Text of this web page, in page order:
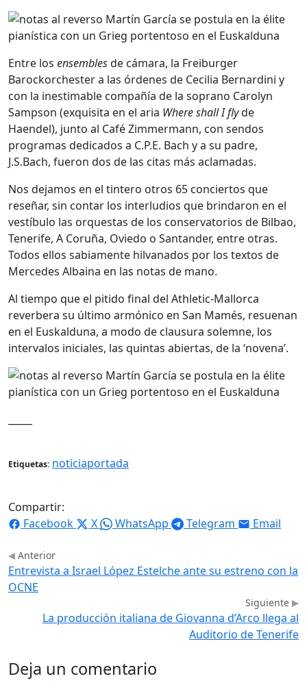
Entre los ensemblesde cámara, la Freiburger
Barockorchester a las órdenes de Cecilia Bernardini y
con la inestimable compañía de la soprano Carolyn
Sampson (exquisita en el aria Where shall I flyde
Haendel), junto al Café Zimmermann, con sendos
programas dedicados a C.P.E. Bach y a su padre,
J.S.Bach, fueron dos de las citas más aclamadas.
Nos dejamos en el tintero otros 65 conciertos que
reseñar, sin contar los interludios que brindaron en el
vestíbulo las orquestas de los conservatorios de Bilbao,
Tenerife, A Coruña, Oviedo o Santander, entre otras.
Todos ellos sabiamente hilvanados por los textos de
Mercedes Albaina en las notas de mano.
Al tiempo que el pitido final del Athletic-Mallorca
reverbera su último armónico en San Mamés, resuenan
en el Euskalduna, a modo de clausura solemne, los
intervalos iniciales, las quintas abiertas, de la ‘novena’.
Etiquetas: noticiaportada
Compartir:
Facebook
X WhatsApp Telegram Email
Anterior
Entrevista a Israel López Estelche ante su estreno con la
OCNE
Siguiente
La producción italiana de Giovanna d’Arco llega al
Auditorio de Tenerife
Deja un comentario